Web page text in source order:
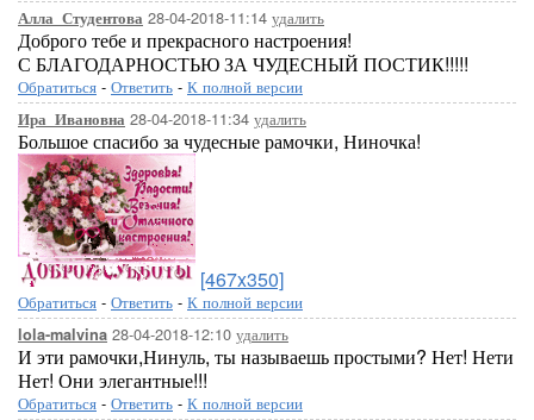
Алла_Студентова 28-04-2018-11:14 удалить
Доброго тебе и прекрасного настроения!
С БЛАГОДАРНОСТЬЮ ЗА ЧУДЕСНЫЙ ПОСТИК!!!!!
Обратиться - Ответить - К полной версии
Ира_Ивановна 28-04-2018-11:34 удалить
Большое спасибо за чудесные рамочки, Ниночка!
[467x350]
Обратиться - Ответить - К полной версии
lola-malvina 28-04-2018-12:10 удалить
И эти рамочки,Нинуль, ты называешь простыми? Нет! Нети
Нет! Они элегантные!!!
Обратиться - Ответить - К полной версии